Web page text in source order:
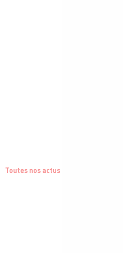
Toutes nos actus